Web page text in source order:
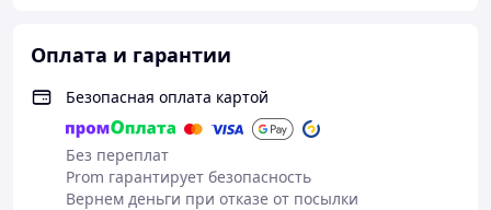
Оплата и гарантии
Безопасная оплата картой
Без переплат
Prom гарантирует безопасность
Вернем деньги при отказе от посылки